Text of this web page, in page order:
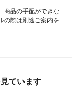
商品の手配ができな
の際は別途ご案内を
ています